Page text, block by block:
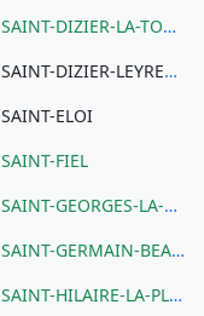
SAINT-DIZIER-LA-TOUR
SAINT-DIZIER-LEYRENNE
SAINT-ELOI
SAINT-FIEL
SAINT-GEORGES-LA-POUGE
SAINT-GERMAIN-BEAUPRE
SAINT-HILAIRE-LA-PLAINE